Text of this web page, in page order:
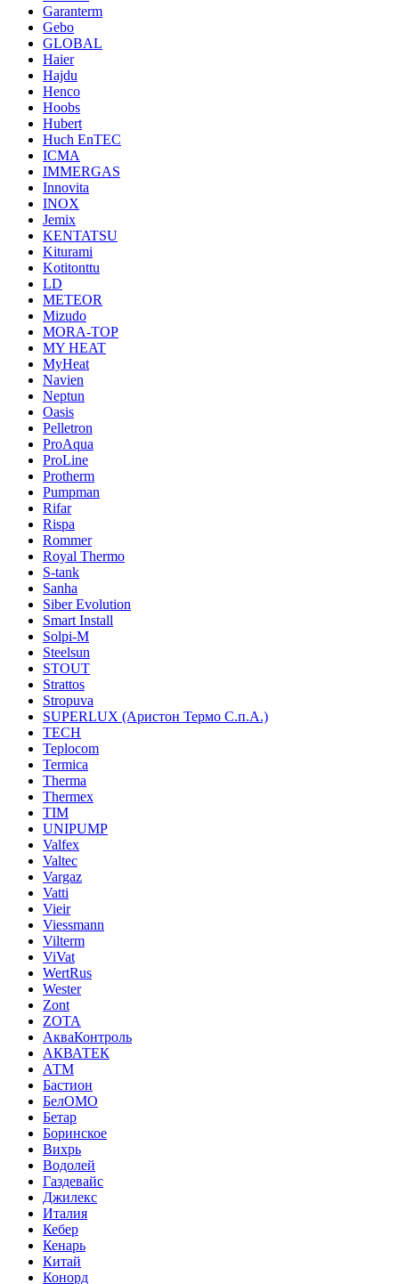
Garanterm
Gebo
GLOBAL
Haier
Hajdu
Henco
Hoobs
Hubert
Huch EnTEC
ICMA
IMMERGAS
Innovita
INOX
Jemix
KENTATSU
Kiturami
Kotitonttu
LD
METEOR
Mizudo
MORA-TOP
MY HEAT
MyHeat
Navien
Neptun
Oasis
Pelletron
ProAqua
ProLine
Protherm
Pumpman
Rifar
Rispa
Rommer
Royal Thermo
S-tank
Sanha
Siber Evolution
Smart Install
Solpi-M
Steelsun
STOUT
Strattos
Stropuva
SUPERLUX (Аристон Термо С.п.А.)
TECH
Teplocom
Termica
Therma
Thermex
TIM
UNIPUMP
Valfex
Valtec
Vargaz
Vatti
Vieir
Viessmann
Vilterm
ViVat
WertRus
Wester
Zont
ZOTA
АкваКонтроль
АКВАТЕК
АТМ
Бастион
БелОМО
Бетар
Боринское
Вихрь
Водолей
Газдевайс
Джилекс
Италия
Кебер
Кенарь
Китай
Конорд